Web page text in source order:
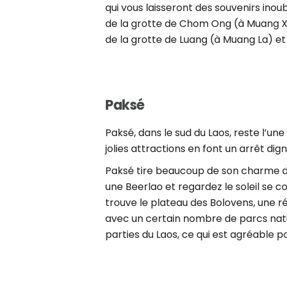
qui vous laisseront des souvenirs
de la grotte de Chom Ong (à Muang
de la grotte de Luang (à Muang La)
Paksé
Paksé, dans le sud du Laos, reste
jolies attractions en font un arrêt
Paksé tire beaucoup de son charme
une Beerlao et regardez le soleil se
trouve le plateau des Bolovens, une
avec un certain nombre de parcs
parties du Laos, ce qui est agréable